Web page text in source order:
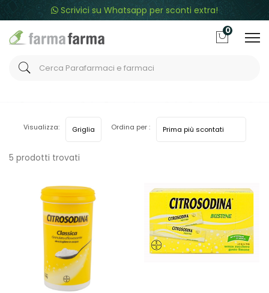
Scrivici su Whatsapp per sconti extra!
0
5 prodotti trovati
Visualizza: Ordina per :